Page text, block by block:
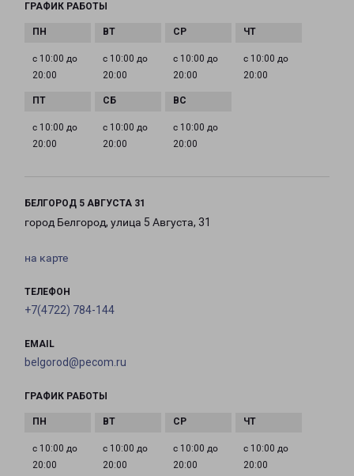
ГРАФИК РАБОТЫ
с 10:00 до
20:00
с 10:00 до
20:00
с 10:00 до
20:00
с 10:00 до
20:00
с 10:00 до
20:00
с 10:00 до
20:00
с 10:00 до
20:00
БЕЛГОРОД 5 АВГУСТА 31
город Белгород, улица 5 Августа, 31
на карте
ТЕЛЕФОН
+7(4722) 784-144
EMAIL
belgorod@pecom.ru
ГРАФИК РАБОТЫ
с 10:00 до
20:00
с 10:00 до
20:00
с 10:00 до
20:00
с 10:00 до
20:00